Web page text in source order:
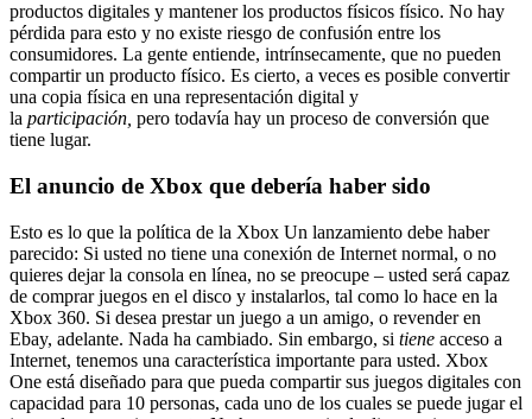
productos digitales y mantener los productos físicos físico. No hay
pérdida para esto y no existe riesgo de confusión entre los
consumidores. La gente entiende, intrínsecamente, que no pueden
compartir un producto físico. Es cierto, a veces es posible convertir
una copia física en una representación digital y
la participación, pero todavía hay un proceso de conversión que
tiene lugar.
El anuncio de Xbox que debería haber sido
Esto es lo que la política de la Xbox Un lanzamiento debe haber
parecido: Si usted no tiene una conexión de Internet normal, o no
quieres dejar la consola en línea, no se preocupe – usted será capaz
de comprar juegos en el disco y instalarlos, tal como lo hace en la
Xbox 360. Si desea prestar un juego a un amigo, o revender en
Ebay, adelante. Nada ha cambiado. Sin embargo, si tiene acceso a
Internet, tenemos una característica importante para usted. Xbox
One está diseñado para que pueda compartir sus juegos digitales con
capacidad para 10 personas, cada uno de los cuales se puede jugar el